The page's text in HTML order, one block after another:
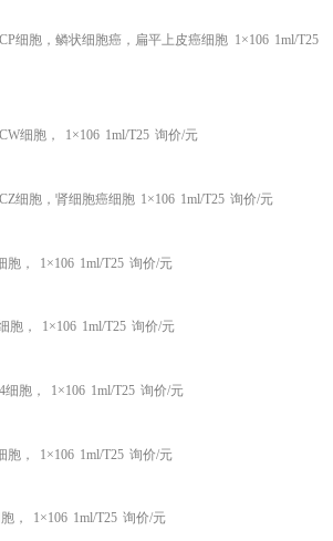
细胞，鳞状细胞癌，扁平上皮癌细胞 1×106 1ml/T25
细胞， 1×106 1ml/T25 询价/元
细胞，肾细胞癌细胞 1×106 1ml/T25 询价/元
胞， 1×106 1ml/T25 询价/元
胞， 1×106 1ml/T25 询价/元
细胞， 1×106 1ml/T25 询价/元
胞， 1×106 1ml/T25 询价/元
， 1×106 1ml/T25 询价/元